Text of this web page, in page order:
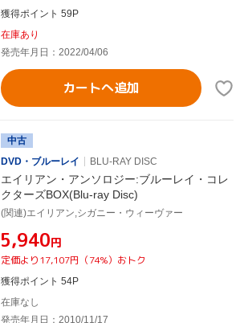
獲得ポイント 59P
在庫あり
発売年月日：2022/04/06
カートへ追加
中古
DVD・ブルーレイ
BLU-RAY DISC
エイリアン・アンソロジー:ブルーレイ・コレ
クターズBOX(Blu-ray Disc)
(関連)エイリアン,シガニー・ウィーヴァー
¥5,940円
定価より17,107円（74%）おトク
獲得ポイント 54P
在庫なし
発売年月日：2010/11/17